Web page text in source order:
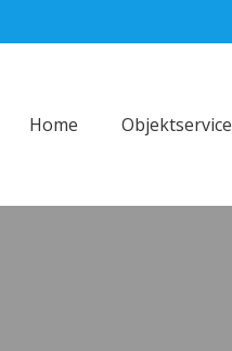
Home Objektservice